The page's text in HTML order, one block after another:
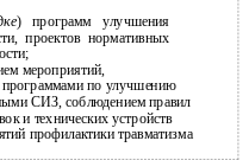
) программ улучшения
проектов нормативных
мероприятий,
программами по улучшению
СИЗ, соблюдением правил
и технических устройств
профилактики травматизма